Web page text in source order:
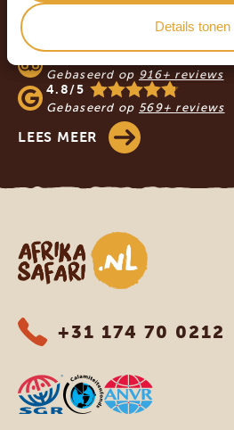
Details tonen
WAT ZEGGEN ONZE
REVIEWS!
4.9/5
Gebaseerd op 916+ reviews
4.8/5
Gebaseerd op 569+ reviews
LEES MEER
Afrika safari
+31 174 70 0212